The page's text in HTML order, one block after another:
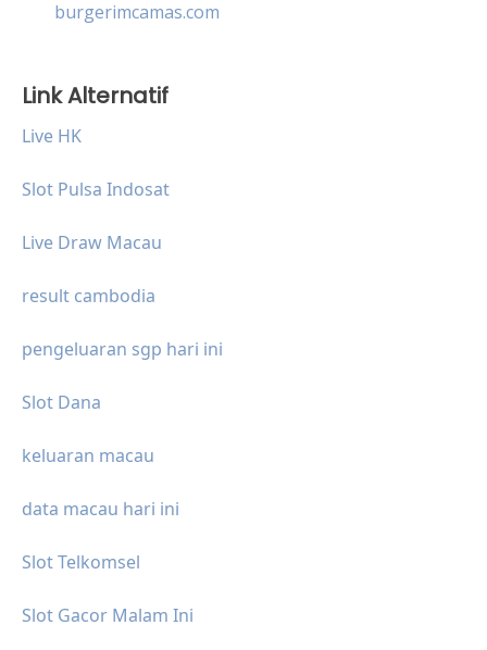
burgerimcamas.com
Link Alternatif
Live HK
Slot Pulsa Indosat
Live Draw Macau
result cambodia
pengeluaran sgp hari ini
Slot Dana
keluaran macau
data macau hari ini
Slot Telkomsel
Slot Gacor Malam Ini